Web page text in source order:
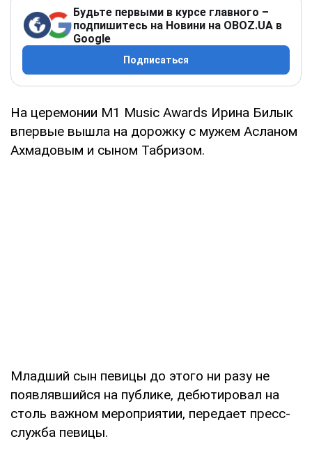
Будьте первыми в курсе главного –
подпишитесь на Новини на OBOZ.UA в
Google
Подписаться
На церемонии М1 Music Awards Ирина Билык
впервые вышла на дорожку с мужем Асланом
Ахмадовым и сыном Табризом.
Младший сын певицы до этого ни разу не
появлявшийся на публике, дебютировал на
столь важном мероприятии, передает пресс-
служба певицы.